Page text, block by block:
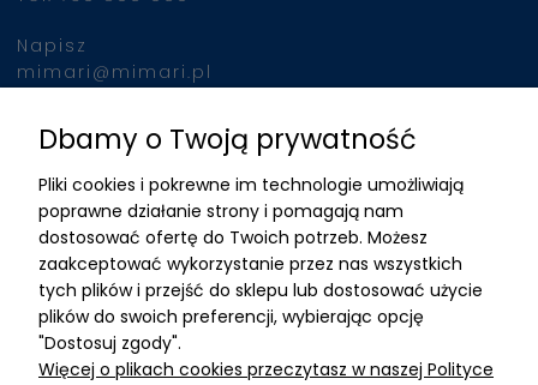
Napisz
mimari@mimari.pl
Znajdziesz nas
ADRES
MIMARI sp z o.o.
ul. Kurkowa 12
50-210 Wrocław
Dane rejestracyjne
Dbamy o Twoją prywatność
Pliki cookies i pokrewne im technologie umożliwiają
poprawne działanie strony i pomagają nam
dostosować ofertę do Twoich potrzeb. Możesz
zaakceptować wykorzystanie przez nas wszystkich
tych plików i przejść do sklepu lub dostosować użycie
plików do swoich preferencji, wybierając opcję
"Dostosuj zgody".
Więcej o plikach cookies przeczytasz w naszej Polityce